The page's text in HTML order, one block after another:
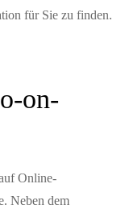
für Sie zu finden.
on-
Online-
Neben dem